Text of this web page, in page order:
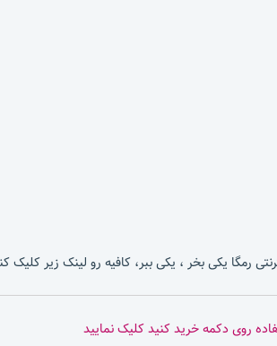
رمگا یکی بخر ، یکی ببر، کافیه رو لینک زیر کلیک
روی دکمه خرید کنید کلیک نمایید